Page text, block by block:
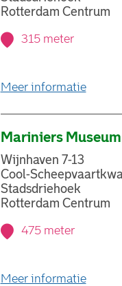
Rotterdam Centrum
315 meter
Meer informatieover
Mariniers
Wijnhaven 7-13
Cool-
Stadsdriehoek
Rotterdam Centrum
475 meter
Meer informatieover